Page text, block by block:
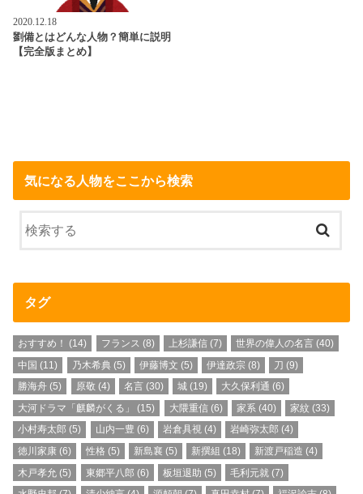
2020.12.18
劉備とはどんな人物？簡単に説明
【完全版まとめ】
気になる人物をここから検索
タグ
おすすめ！ (14) フランス (8) 上杉謙信(7) 世界の偉人の名言 (40)
中国 (11) 乃木希典(5) 伊藤博文 (5) 伊達政宗 (8) 刀 (9)
勝海舟 (5) 原敬 (4) 名言(30) 城 (19) 大久保利通 (6)
大河ドラマ「麒麟がくる」
(15) 大隈重信(6) 家系(40) 家紋 (33)
小村寿太郎 (5) 山内一豊 (6) 岩倉具視(4) 岩崎弥太郎 (4)
徳川家康 (6) 性格 (5) 新島襄 (5) 新撰組 (18) 新渡戸稲造 (4)
木戸孝允 (5) 東郷平八郎 (6) 板垣退助 (5) 毛利元就 (7)